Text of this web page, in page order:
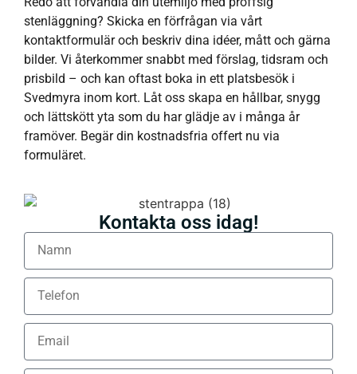
stenläggning? Skicka en förfrågan via vårt
kontaktformulär och beskriv dina idéer, mått och gärna
bilder. Vi återkommer snabbt med förslag, tidsram och
prisbild – och kan oftast boka in ett platsbesök i
Svedmyra inom kort. Låt oss skapa en hållbar, snygg
och lättskött yta som du har glädje av i många år
framöver. Begär din kostnadsfria offert nu via
formuläret.
Kontakta oss idag!